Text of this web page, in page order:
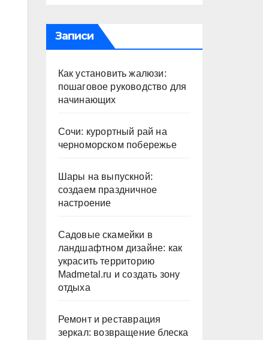
Записи
Как установить жалюзи:
пошаговое руководство для
начинающих
Сочи: курортный рай на
черноморском побережье
Шары на выпускной:
создаем праздничное
настроение
Садовые скамейки в
ландшафтном дизайне: как
украсить территорию
Madmetal.ru и создать зону
отдыха
Ремонт и реставрация
зеркал: возвращение блеска